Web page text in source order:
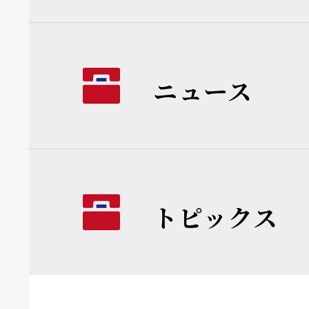
ニュース
トピックス